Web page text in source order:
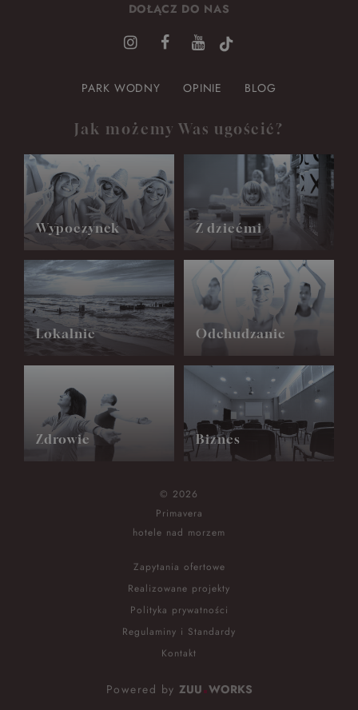
DOŁĄCZ DO NAS
PARK WODNY OPINIE BLOG
Jak możemy Was ugościć?
Wypoczynek Z dziećmi
Lokalnie Odchudzanie
Zdrowie Biznes
© 2026
Primavera
hotele nad morzem
Zapytania ofertowe
Realizowane projekty
Polityka prywatności
Regulaminy i Standardy
Kontakt
Powered by ZUU WORKS